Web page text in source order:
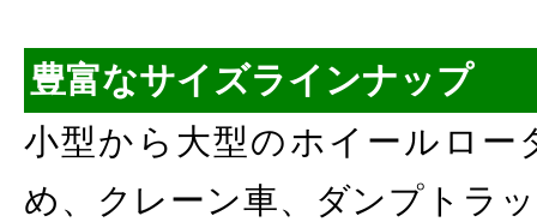
豊富なサイズラインナップ
小型から大型のホイールロー
め、クレーン車、ダンプトラ